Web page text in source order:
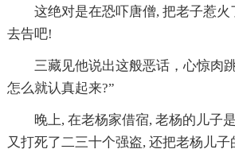
这绝对是在恐吓唐僧, 把老子惹火
去告吧!
三藏见他说出这般恶话，心惊肉
怎么就认真起来?”
晚上, 在老杨家借宿, 老杨的儿子
又打死了二三十个强盗, 还把老杨儿